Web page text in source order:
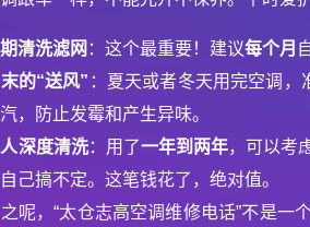
清洗滤网 ：这个最重要！建议每个月
的“送风” ：夏天或者冬天用完空调，
，防止发霉和产生异味。
深度清洗：用了一年到两年，可以考
己搞不定。这笔钱花了，绝对值。
呢，“太仓志高空调维修电话”不是一